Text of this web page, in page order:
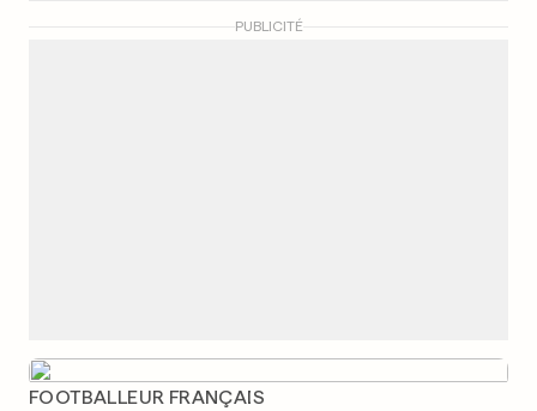
PUBLICITÉ
FOOTBALLEUR FRANÇAIS